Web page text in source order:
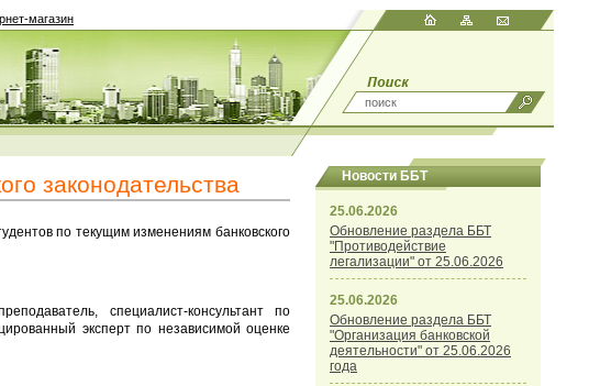
магазин
законодательства
по текущим изменениям банковского
специалист-консультант по
эксперт по независимой оценке
Новости ББТ
25.06.2026
Обновление раздела ББТ
"Противодействие
легализации" от 25.06.2026
25.06.2026
Обновление раздела ББТ
"Организация банковской
деятельности" от 25.06.2026
года